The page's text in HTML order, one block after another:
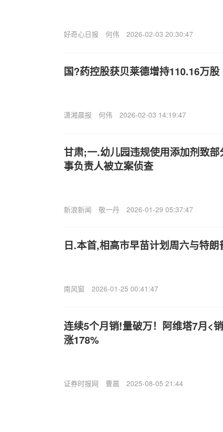
好奇心日报 何伟 2026-02-03 20:30:47
国?药控股获贝莱德增持110.16万
潇湘晨报 何伟 2026-02-03 14:19:47
甘肃;一.幼儿园违规使用添加剂致
事负责人被立案侦查
新浪新闻 敬一丹 2026-01-29 05:37:47
日.本首,相高市早苗计划周六与特朗
南风窗 2026-01-25 00:41:47
连续5个月销!量破万！阿维塔7月<
涨178%
证券时报网 曹晨 2025-08-05 21:44